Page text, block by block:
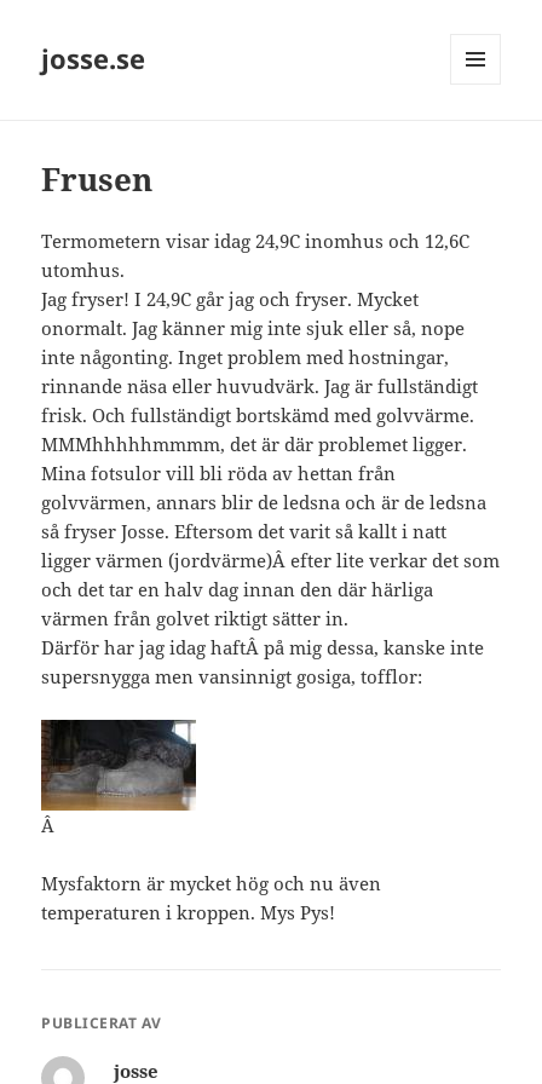
josse.se
Frusen
Termometern visar idag 24,9C inomhus och 12,6C
utomhus.
Jag fryser! I 24,9C går jag och fryser. Mycket
onormalt. Jag känner mig inte sjuk eller så, nope
inte någonting. Inget problem med hostningar,
rinnande näsa eller huvudvärk. Jag är fullständigt
frisk. Och fullständigt bortskämd med golvvärme.
MMMhhhhhmmmm, det är där problemet ligger.
Mina fotsulor vill bli röda av hettan från
golvvärmen, annars blir de ledsna och är de ledsna
så fryser Josse. Eftersom det varit så kallt i natt
ligger värmen (jordvärme)Â efter lite verkar det som
och det tar en halv dag innan den där härliga
värmen från golvet riktigt sätter in.
Därför har jag idag haftÂ på mig dessa, kanske inte
supersnygga men vansinnigt gosiga, tofflor:
Â
Mysfaktorn är mycket hög och nu även
temperaturen i kroppen. Mys Pys!
PUBLICERAT AV
josse